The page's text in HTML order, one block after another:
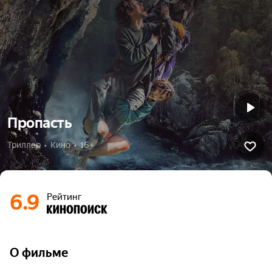
Пропасть
Триллер  •  Кино  •  16+
6.9 Рейтинг
О фильме